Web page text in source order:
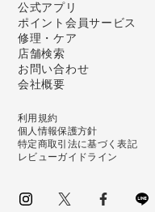
公式アプリ
ポイント会員サービス
修理・ケア
店舗検索
お問い合わせ
会社概要
利用規約
個人情報保護方針
特定商取引法に基づく表記
レビューガイドライン